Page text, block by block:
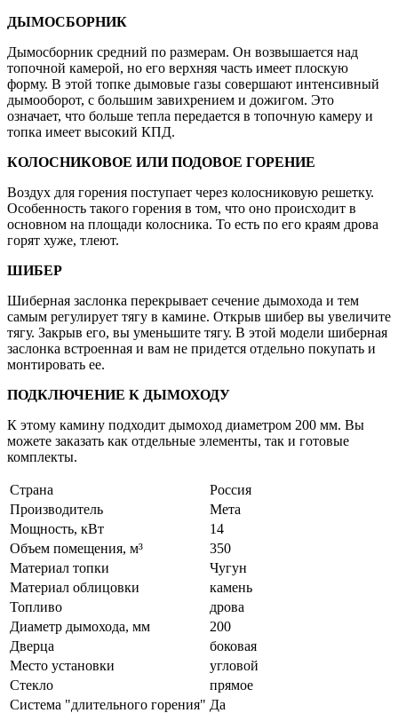
ДЫМОСБОРНИК
Дымосборник средний по размерам. Он возвышается над
топочной камерой, но его верхняя часть имеет плоскую
форму. В этой топке дымовые газы совершают интенсивный
дымооборот, с большим завихрением и дожигом. Это
означает, что больше тепла передается в топочную камеру и
топка имеет высокий КПД.
КОЛОСНИКОВОЕ ИЛИ ПОДОВОЕ ГОРЕНИЕ
Воздух для горения поступает через колосниковую решетку.
Особенность такого горения в том, что оно происходит в
основном на площади колосника. То есть по его краям дрова
горят хуже, тлеют.
ШИБЕР
Шиберная заслонка перекрывает сечение дымохода и тем
самым регулирует тягу в камине. Открыв шибер вы увеличите
тягу. Закрыв его, вы уменьшите тягу. В этой модели шиберная
заслонка встроенная и вам не придется отдельно покупать и
монтировать ее.
ПОДКЛЮЧЕНИЕ К ДЫМОХОДУ
К этому камину подходит дымоход диаметром 200 мм. Вы
можете заказать как отдельные элементы, так и готовые
комплекты.
Страна
Россия
Производитель
Мета
Мощность, кВт
14
Объем помещения, м³
350
Материал топки
Чугун
Материал облицовки
камень
Топливо
дрова
Диаметр дымохода, мм
200
Дверца
боковая
Место установки
угловой
Стекло
прямое
Система "длительного горения" Да